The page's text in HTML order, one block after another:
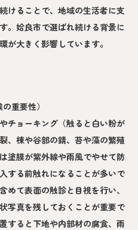
けることで、地域の生活者に支
。姶良市で選ばれ続ける背景に
が大きく影響しています。
重要性）
チョーキング（触ると白い粉が
、棟や谷部の錆、苔や藻の繁殖
塗膜が紫外線や雨風でやせて防
する前触れになることが多いで
めて表面の触診と目視を行い、
写真を残しておくことが重要で
すると下地や内部材の腐食、雨